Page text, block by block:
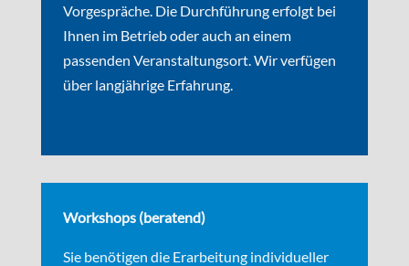
Vorgespräche. Die Durchführung erfolgt bei
Ihnen im Betrieb oder auch an einem
passenden Veranstaltungsort. Wir verfügen
über langjährige Erfahrung.
Workshops (beratend)
Sie benötigen die Erarbeitung individueller